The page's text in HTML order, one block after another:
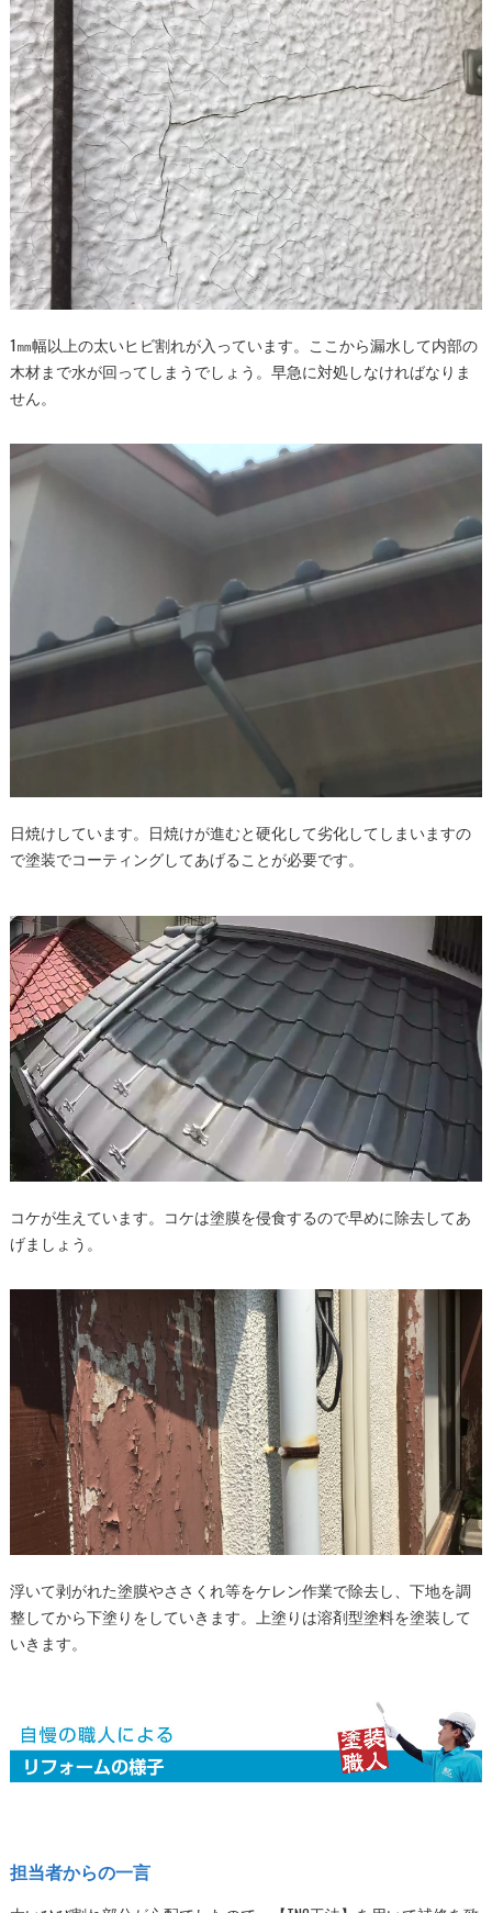
1㎜幅以上の太いヒビ割れが入っています。ここから漏水して内部の
木材まで水が回ってしまうでしょう。早急に対処しなければなりま
せん。
日焼けしています。日焼けが進むと硬化して劣化してしまいますの
で塗装でコーティングしてあげることが必要です。
コケが生えています。コケは塗膜を侵食するので早めに除去してあ
げましょう。
浮いて剥がれた塗膜やささくれ等をケレン作業で除去し、下地を調
整してから下塗りをしていきます。上塗りは溶剤型塗料を塗装して
いきます。
担当者からの一言